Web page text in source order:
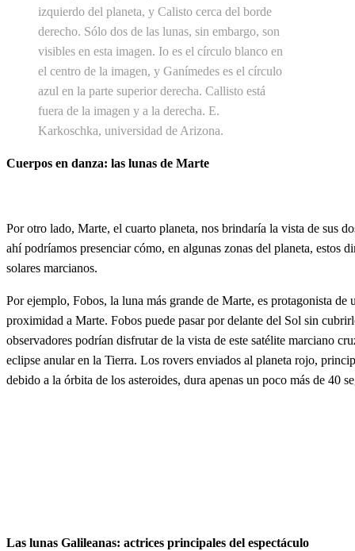
izquierdo del planeta, y Calisto cerca del borde
derecho. Sólo dos de las lunas, sin embargo, son
visibles en esta imagen. Io es el círculo blanco en
el centro de la imagen, y Ganímedes es el círculo
azul en la parte superior derecha. Callisto está
fuera de la imagen y a la derecha. E.
Karkoschka, universidad de Arizona.
Cuerpos en danza: las lunas de Marte
Por otro lado, Marte, el cuarto planeta, nos brindaría la vista de sus
ahí podríamos presenciar cómo, en algunas zonas del planeta, estos
solares marcianos.
Por ejemplo, Fobos, la luna más grande de Marte, es protagonista
proximidad a Marte. Fobos puede pasar por delante del Sol sin
observadores podrían disfrutar de la vista de este satélite marciano
eclipse anular en la Tierra. Los rovers enviados al planeta rojo,
debido a la órbita de los asteroides, dura apenas un poco más de 40
Las lunas Galileanas: actrices principales del espectáculo